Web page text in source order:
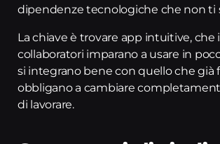
dipendenze tecnologiche che non ti
La chiave è trovare app intuitive, che
collaboratori imparano a usare in
si integrano bene con quello che già
obbligano a cambiare
di lavorare.